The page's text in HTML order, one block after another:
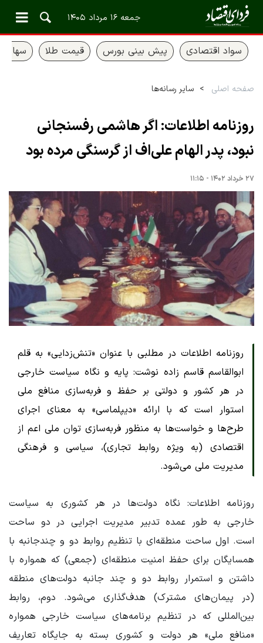
جمعه ۱۶ مرداد ۱۴۰۵
سواد اقتصادی پیش بینی بورس قیمت طلا سهام
صفحه اصلی سایر رسانه‌ها
روزنامه اطلاعات: اگر هاشمی رفسنجانی
نبود، پدر الهام علی‌اف از گرسنگی مرده بود
۲۷ خرداد ۱۴۰۲ - ۱۱:۱۵
روزنامه اطلاعات در مطلبی با عنوان «تنش‌زدایی» به قلم
ابوالقاسم قاسم زاده نوشت: پایه و نگاه سیاست خارجی
در هر کشور و دولتی بر حفظ و فربه‌سازی منافع ملی
استوار است که با ارائه «دیپلماسی» به معنای اجرای
طرح‌ها و خواست‌ها به منظور فربه‌سازی توان ملی اعم از
اقتصادی (به ویژه روابط تجاری)، سیاسی و فرهنگی
مدیریت ملی می‌شود.
روزنامه اطلاعات: نگاه دولت‌ها در هر کشوری به سیاست
خارجی به طور عمده تدبیر مدیریت اجرایی در دو ساحت
است. اول ساحت منطقه‌ای با تنظیم روابط دو و چندجانبه با
همسایگان برای حفظ امنیت منطقه‌ای (جمعی) که همواره با
داشتن و استمرار روابط دو و چند جانبه دولت‌های منطقه
(در پیمان‌های مشترک) هدف‌گذاری می‌شود. دوم، روابط
بین‌المللی که در تنظیم برنامه‌های سیاست خارجی همواره
«منافع ملی» هر دولت و کشوری بسته به جایگاه تعاریف